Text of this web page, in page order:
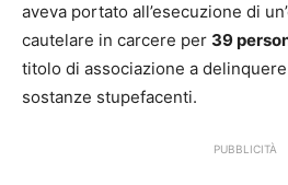
aveva portato all’esecuzione di
cautelare in carcere per 39
titolo di associazione a
sostanze stupefacenti.
PUBBLICITÀ